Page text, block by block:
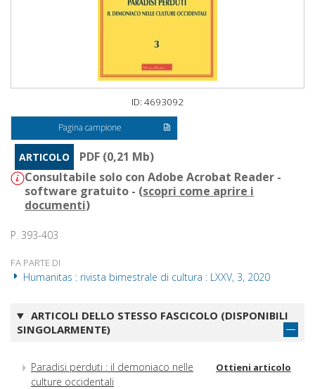
ID: 4693092
Pagina campione
ARTICOLO
PDF (0,21 Mb)
Consultabile solo con Adobe Acrobat Reader -
software gratuito - (scopri come aprire i
documenti)
P. 393-403
FA PARTE DI
Humanitas : rivista bimestrale di cultura : LXXV, 3, 2020
ARTICOLI DELLO STESSO FASCICOLO (DISPONIBILI
SINGOLARMENTE)
Paradisi perduti : il demoniaco nelle
culture occidentali
Ottieni articolo